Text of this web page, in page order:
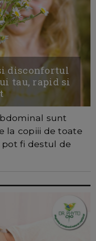
disconfortul
tau, rapid si
sunt
la copiii de toate
fi destul de